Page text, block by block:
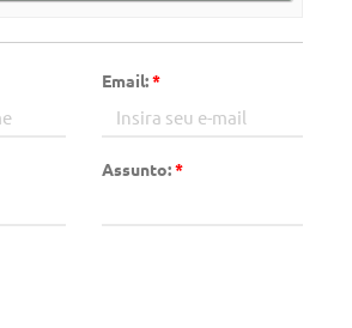
Email:*
Assunto:*